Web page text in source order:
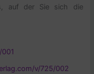
auf der Sie sich die
v/725/002